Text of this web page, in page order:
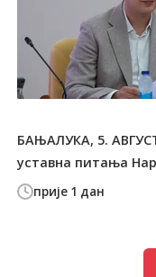
прије 1 дан
БАЊАЛУКА, 5.
уставна питања